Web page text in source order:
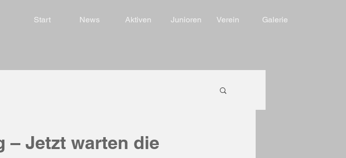
Start News Aktiven Junioren Verein Galerie
– Jetzt warten die